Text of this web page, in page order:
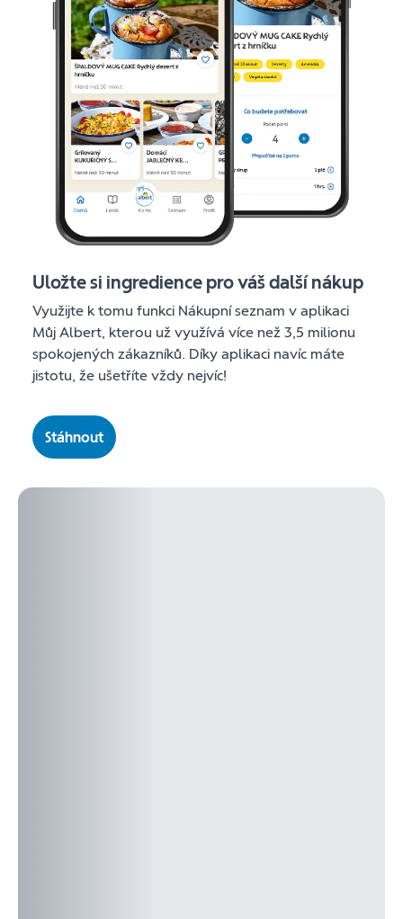
Uložte si ingredience pro váš další nákup
Využijte k tomu funkci Nákupní seznam v aplikaci
Můj Albert, kterou už využívá více než 3,5 milionu
spokojených zákazníků. Díky aplikaci navíc máte
jistotu, že ušetříte vždy nejvíc!
Stáhnout